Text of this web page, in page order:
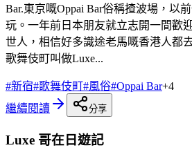
Bar.東京嘅Oppai Bar俗稱揸波場，以
玩。一年前日本朋友就立志開一間歡
世人，相信好多識途老馬嘅香港人都
歌舞伎町叫做Luxe...
#新宿#歌舞伎町#風俗#Oppai Bar+4
繼續閱讀
分享
Luxe 哥在日遊記